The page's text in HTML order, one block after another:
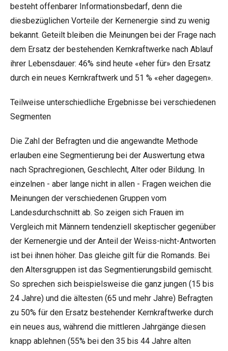
besteht offenbarer Informationsbedarf, denn die
diesbezüglichen Vorteile der Kernenergie sind zu wenig
bekannt. Geteilt bleiben die Meinungen bei der Frage nach
dem Ersatz der bestehenden Kernkraftwerke nach Ablauf
ihrer Lebensdauer: 46% sind heute «eher für» den Ersatz
durch ein neues Kernkraftwerk und 51 % «eher dagegen».
Teilweise unterschiedliche Ergebnisse bei verschiedenen
Segmenten
Die Zahl der Befragten und die angewandte Methode
erlauben eine Segmentierung bei der Auswertung etwa
nach Sprachregionen, Geschlecht, Alter oder Bildung. In
einzelnen - aber lange nicht in allen - Fragen weichen die
Meinungen der verschiedenen Gruppen vom
Landesdurchschnitt ab. So zeigen sich Frauen im
Vergleich mit Männern tendenziell skeptischer gegenüber
der Kernenergie und der Anteil der Weiss-nicht-Antworten
ist bei ihnen höher. Das gleiche gilt für die Romands. Bei
den Altersgruppen ist das Segmentierungsbild gemischt.
So sprechen sich beispielsweise die ganz jungen (15 bis
24 Jahre) und die ältesten (65 und mehr Jahre) Befragten
zu 50% für den Ersatz bestehender Kernkraftwerke durch
ein neues aus, während die mittleren Jahrgänge diesen
knapp ablehnen (55% bei den 35 bis 44 Jahre alten